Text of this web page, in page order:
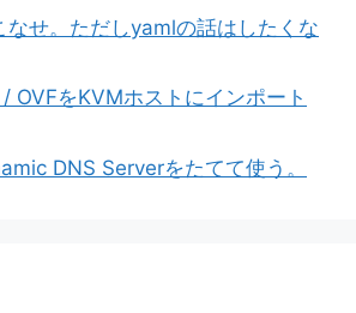
せ。ただしyamlの話はしたくな
OVFをKVMホストにインポート
DNS Serverをたてて使う。